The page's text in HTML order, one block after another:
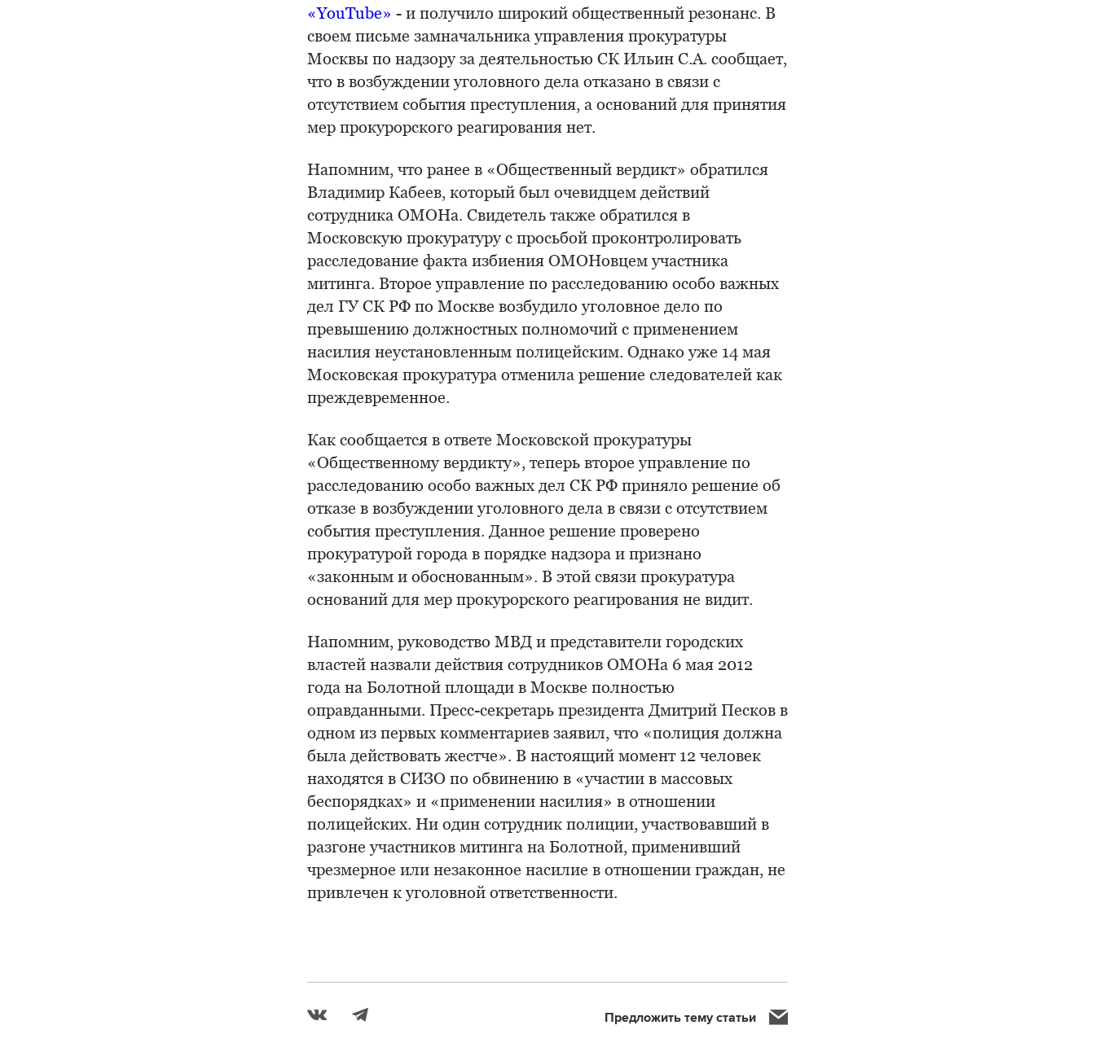
«YouTube» - и получило широкий общественный резонанс. В
своем письме замначальника управления прокуратуры
Москвы по надзору за деятельностью СК Ильин С.А. сообщает,
что в возбуждении уголовного дела отказано в связи с
отсутствием события преступления, а оснований для принятия
мер прокурорского реагирования нет.
Напомним, что ранее в «Общественный вердикт» обратился
Владимир Кабеев, который был очевидцем действий
сотрудника ОМОНа. Свидетель также обратился в
Московскую прокуратуру с просьбой проконтролировать
расследование факта избиения ОМОНовцем участника
митинга. Второе управление по расследованию особо важных
дел ГУ СК РФ по Москве возбудило уголовное дело по
превышению должностных полномочий с применением
насилия неустановленным полицейским. Однако уже 14 мая
Московская прокуратура отменила решение следователей как
преждевременное.
Как сообщается в ответе Московской прокуратуры
«Общественному вердикту», теперь второе управление по
расследованию особо важных дел СК РФ приняло решение об
отказе в возбуждении уголовного дела в связи с отсутствием
события преступления. Данное решение проверено
прокуратурой города в порядке надзора и признано
«законным и обоснованным». В этой связи прокуратура
оснований для мер прокурорского реагирования не видит.
Напомним, руководство МВД и представители городских
властей назвали действия сотрудников ОМОНа 6 мая 2012
года на Болотной площади в Москве полностью
оправданными. Пресс-секретарь президента Дмитрий Песков в
одном из первых комментариев заявил, что «полиция должна
была действовать жестче». В настоящий момент 12 человек
находятся в СИЗО по обвинению в «участии в массовых
беспорядках» и «применении насилия» в отношении
полицейских. Ни один сотрудник полиции, участвовавший в
разгоне участников митинга на Болотной, применивший
чрезмерное или незаконное насилие в отношении граждан, не
привлечен к уголовной ответственности.
Предложить тему статьи